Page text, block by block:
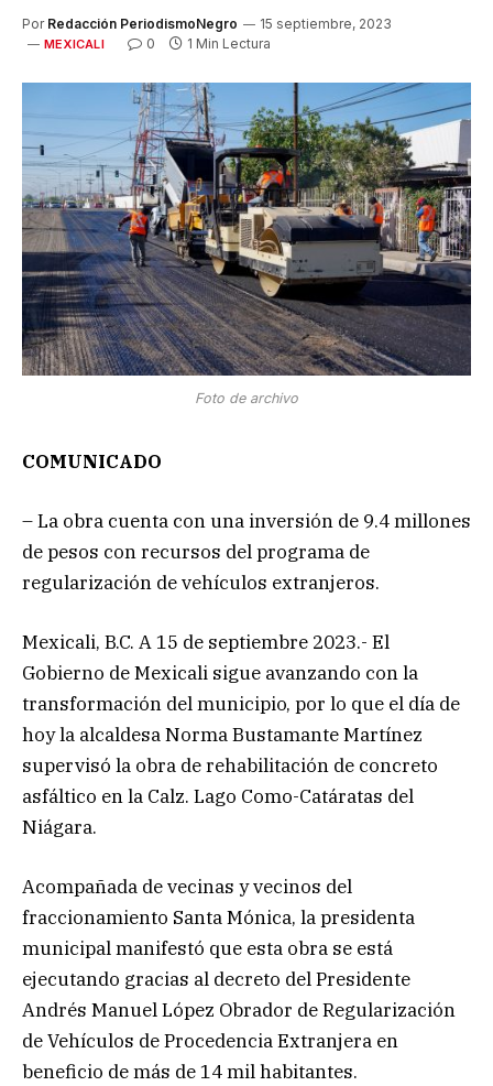
Por Redacción PeriodismoNegro 15 septiembre, 2023
MEXICALI 0 1 Min Lectura
Foto de archivo
COMUNICADO
– La obra cuenta con una inversión de 9.4 millones
de pesos con recursos del programa de
regularización de vehículos extranjeros.
Mexicali, B.C. A 15 de septiembre 2023.- El
Gobierno de Mexicali sigue avanzando con la
transformación del municipio, por lo que el día de
hoy la alcaldesa Norma Bustamante Martínez
supervisó la obra de rehabilitación de concreto
asfáltico en la Calz. Lago Como-Catáratas del
Niágara.
Acompañada de vecinas y vecinos del
fraccionamiento Santa Mónica, la presidenta
municipal manifestó que esta obra se está
ejecutando gracias al decreto del Presidente
Andrés Manuel López Obrador de Regularización
de Vehículos de Procedencia Extranjera en
beneficio de más de 14 mil habitantes.